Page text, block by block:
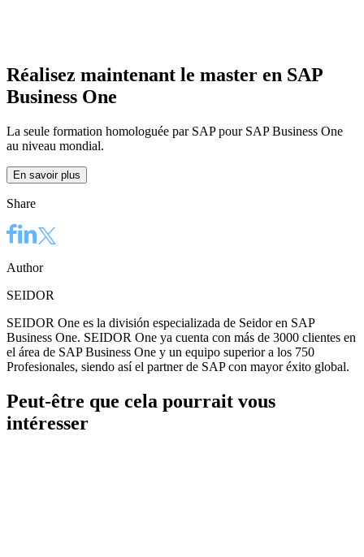
Réalisez maintenant le master en SAP
Business One
La seule formation homologuée par SAP pour SAP Business One
au niveau mondial.
En savoir plus
Share
Author
SEIDOR
SEIDOR One es la división especializada de Seidor en SAP
Business One. SEIDOR One ya cuenta con más de 3000 clientes en
el área de SAP Business One y un equipo superior a los 750
Profesionales, siendo así el partner de SAP con mayor éxito global.
Peut-être que cela pourrait vous
intéresser